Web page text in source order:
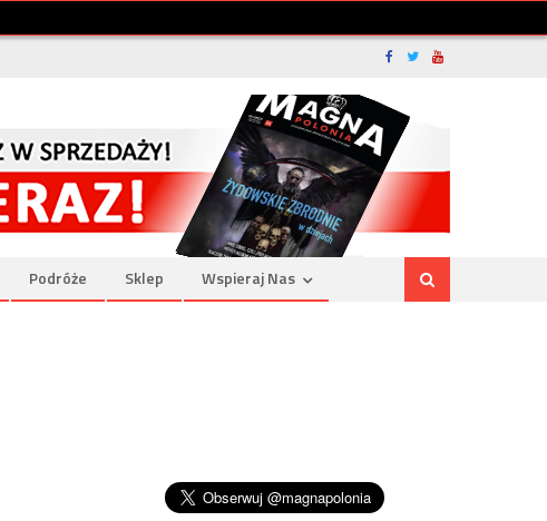
Podróże Sklep Wspieraj Nas